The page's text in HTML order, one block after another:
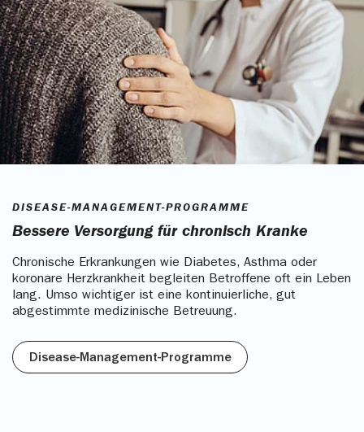
DISEASE-MANAGEMENT-PROGRAMME
Bessere Versorgung für chronisch Kranke
Chronische Erkrankungen wie Diabetes, Asthma oder
koronare Herzkrankheit begleiten Betroffene oft ein Leben
lang. Umso wichtiger ist eine kontinuierliche, gut
abgestimmte medizinische Betreuung.
Disease-Management-Programme